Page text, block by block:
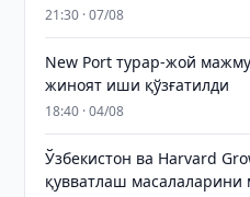
21:30 · 07/08
New Port турар-жой
жиноят иши қўзғатилди
18:40 · 04/08
Ўзбекистон ва Harvard
қувватлаш